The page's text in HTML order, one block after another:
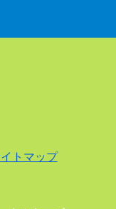
トマップ